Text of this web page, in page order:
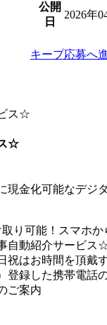
公開
日
2026年
キープ応募へ
☆
現金化可能なデジ
り可能！スマホ
動紹介サービス
はお時間を頂戴
登録した携帯電
ご案内